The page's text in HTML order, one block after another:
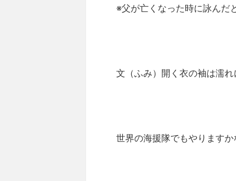
※父が亡くなった時に詠んだ
文（ふみ）開く衣の袖は濡れ
世界の海援隊でもやりますか